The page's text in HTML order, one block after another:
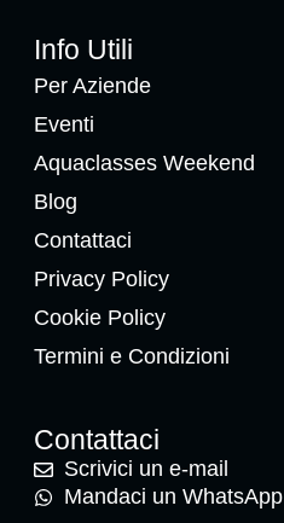
Info Utili
Per Aziende
Eventi
Aquaclasses Weekend
Blog
Contattaci
Privacy Policy
Cookie Policy
Termini e Condizioni
Contattaci
Scrivici un e-mail
Mandaci un WhatsApp